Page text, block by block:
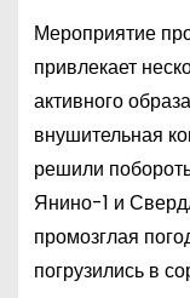
Мероприятие
привлекает
активного
внушительная
решили
Янино-1 и
промозглая
погрузились в